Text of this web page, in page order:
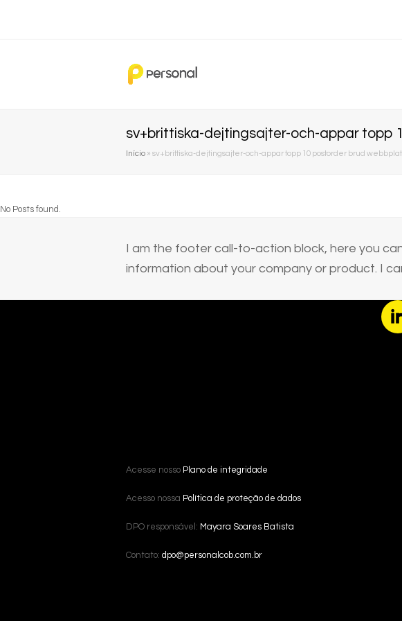
sv+brittiska-dejtingsajter-och-appar topp
Início » sv+brittiska-dejtingsajter-och-appar topp 10 postorder brud
No Posts found.
I am the footer call-to-action block, here you
information about your company or product. I
Acesse nosso Plano de integridade
Acesso nossa Política de proteção de dados
DPO responsável: Mayara Soares Batista
Contato: dpo@personalcob.com.br